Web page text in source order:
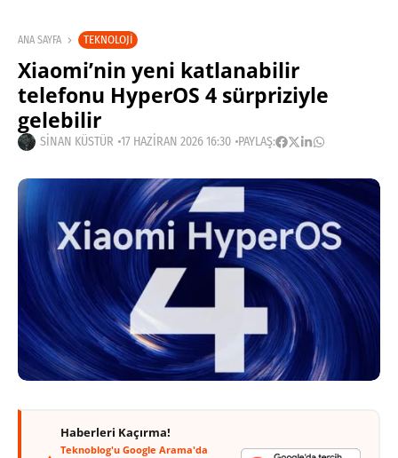
ANA SAYFA TEKNOLOJI
Xiaomi’nin yeni katlanabilir
telefonu HyperOS 4 sürpriziyle
gelebilir
SINAN KÜSTÜR 17 HAZIRAN 2026 16:30 PAYLAŞ:
Haberleri Kaçırma!
Teknoblog'u Google Arama'da